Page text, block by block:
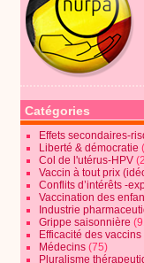
Catégories
Effets secondaires-
Liberté & démocratie
Col de l'utérus-HPV
Vaccin à tout prix
Conflits d’intérêts -
Vaccination des
Industrie
Grippe saisonnière
Efficacité des vaccins
Médecins (75)
Pluralisme